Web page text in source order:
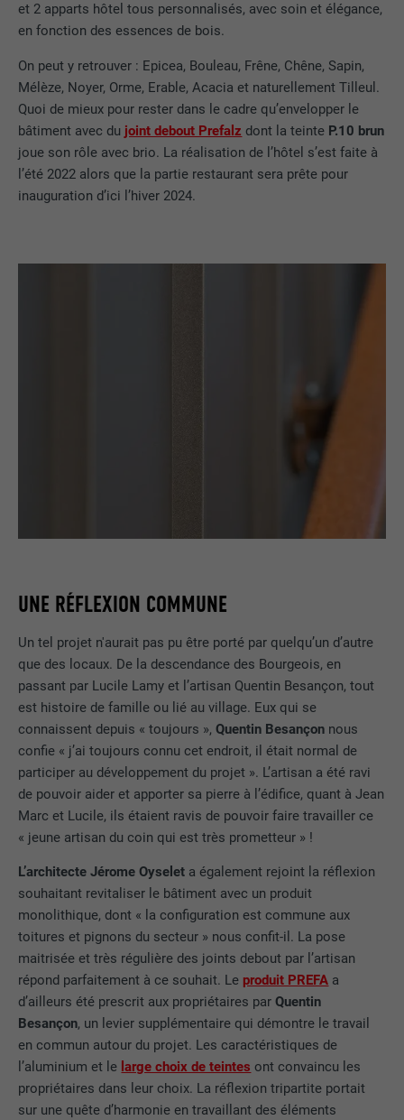
et 2 apparts hôtel tous personnalisés, avec soin et élégance,
en fonction des essences de bois.
On peut y retrouver : Epicea, Bouleau, Frêne, Chêne, Sapin,
Mélèze, Noyer, Orme, Erable, Acacia et naturellement Tilleul.
Quoi de mieux pour rester dans le cadre qu’envelopper le
bâtiment avec du joint debout Prefalz dont la teinte P.10 brun
joue son rôle avec brio. La réalisation de l’hôtel s’est faite à
l’été 2022 alors que la partie restaurant sera prête pour
inauguration d’ici l’hiver 2024.
UNE RÉFLEXION COMMUNE
Un tel projet n'aurait pas pu être porté par quelqu’un d’autre
que des locaux. De la descendance des Bourgeois, en
passant par Lucile Lamy et l’artisan Quentin Besançon, tout
est histoire de famille ou lié au village. Eux qui se
connaissent depuis « toujours »,Quentin Besançon nous
confie « j’ai toujours connu cet endroit, il était normal de
participer au développement du projet ». L’artisan a été ravi
de pouvoir aider et apporter sa pierre à l’édifice, quant à Jean
Marc et Lucile, ils étaient ravis de pouvoir faire travailler ce
« jeune artisan du coin qui est très prometteur » !
L’architecte Jérome Oyselet a également rejoint la réflexion
souhaitant revitaliser le bâtiment avec un produit
monolithique, dont « la configuration est commune aux
toitures et pignons du secteur » nous confit-il. La pose
maitrisée et très régulière des joints debout par l’artisan
répond parfaitement à ce souhait. Le produit PREFA a
d’ailleurs été prescrit aux propriétaires parQuentin
Besançon, un levier supplémentaire qui démontre le travail
en commun autour du projet. Les caractéristiques de
l’aluminium et le large choix de teintes ont convaincu les
propriétaires dans leur choix. La réflexion tripartite portait
sur une quête d’harmonie en travaillant des éléments